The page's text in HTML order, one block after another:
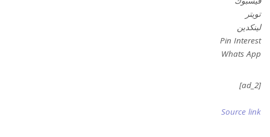
تويتر
لينكدين
Pin Interest
Whats App
[ad_2]
Source link